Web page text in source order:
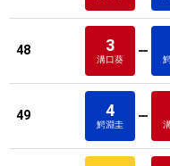
48 3
溝口葵
49 4
鰐淵圭